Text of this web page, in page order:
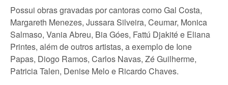
Possui obras gravadas por cantoras como Gal Costa,
Margareth Menezes, Jussara Silveira, Ceumar, Monica
Salmaso, Vania Abreu, Bia Góes, Fattú Djakité e Eliana
Printes, além de outros artistas, a exemplo de Ione
Papas, Diogo Ramos, Carlos Navas, Zé Guilherme,
Patricia Talen, Denise Melo e Ricardo Chaves.